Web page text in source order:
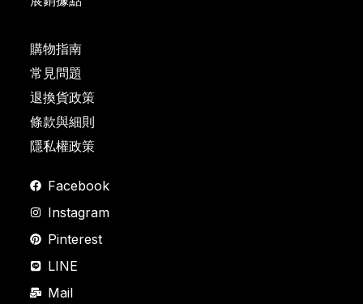
購物指南
常見問題
退換貨政策
條款與細則
隱私權政策
Facebook
Instagram
Pinterest
LINE
Mail